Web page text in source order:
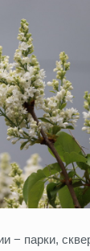
− парки,